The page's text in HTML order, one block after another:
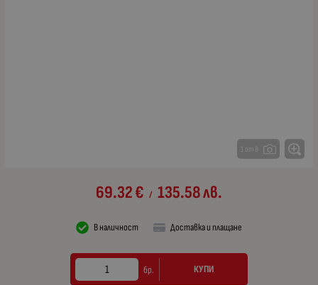
1 от 8
69.32€ / 135.58лв.
В наличност Доставка и плащане
бр. КУПИ